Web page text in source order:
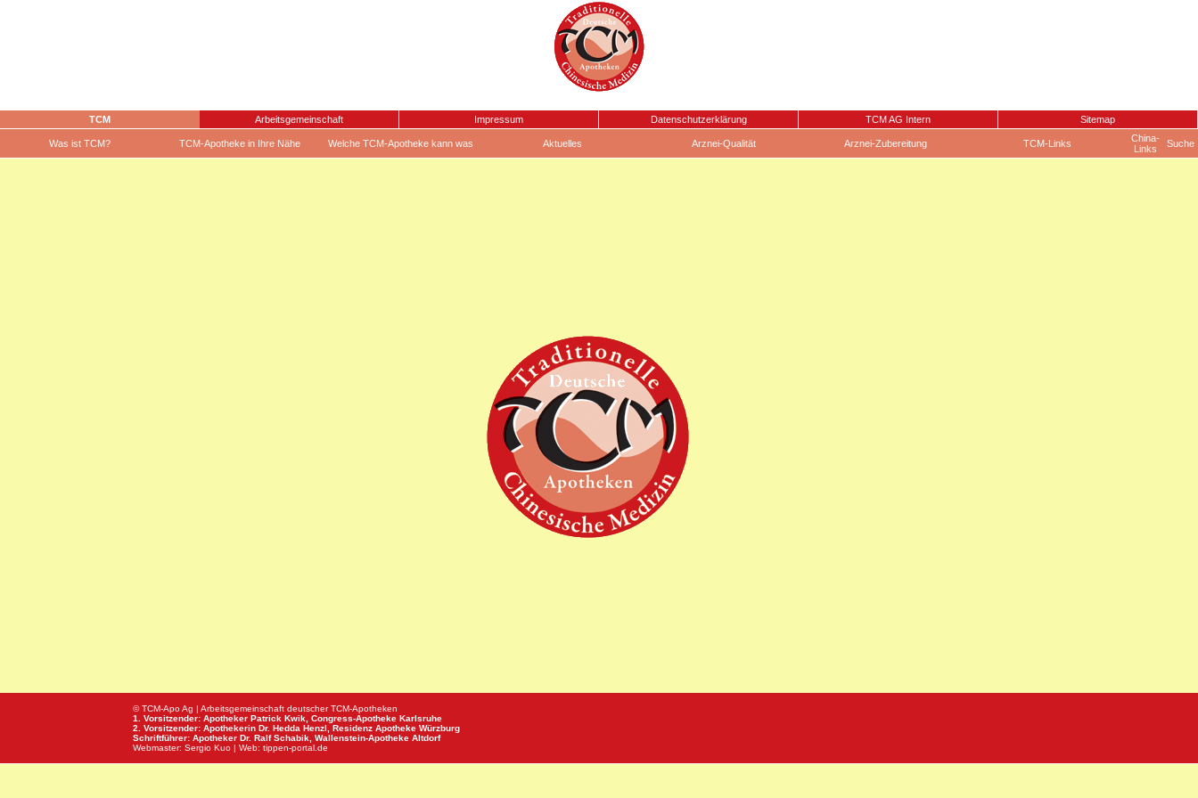
TCM Arbeitsgemeinschaft Impressum Datenschutzerklärung TCM AG Intern Sitemap
Was ist TCM? TCM-Apotheke in Ihre Nähe Welche TCM-Apotheke kann was Aktuelles Arznei-Qualität Arznei-Zubereitung TCM-Links
China-
Links
Suche
© TCM-Apo Ag | Arbeitsgemeinschaft deutscher TCM-Apotheken
1. Vorsitzender: Apotheker Patrick Kwik, Congress-Apotheke Karlsruhe
2. Vorsitzender: Apothekerin Dr. Hedda Henzl, Residenz Apotheke Würzburg
Schriftführer: Apotheker Dr. Ralf Schabik, Wallenstein-Apotheke Altdorf
Webmaster: Sergio Kuo | Web: tippen-portal.de